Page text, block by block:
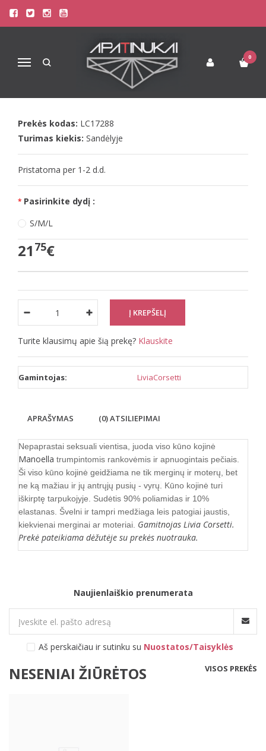
Navigacija
0
Pagrindinis
Apatinis Trikotažas Moterims
Seksualūs Moteriški Apatiniai
LIVCO SEKSUALI JUODA VISO KŪNO
KOJINĖ MANOELLA
Prekės kodas: LC17288
Turimas kiekis: Sandėlyje
Pristatoma per 1-2 d.d.
Pasirinkite dydį :
S/M/L
21 75€
Turite klausimų apie šią prekę? Klauskite
Gamintojas: LiviaCorsetti
APRAŠYMAS (0) ATSILIEPIMAI
Nepaprastai seksuali vientisa, juoda viso kūno kojinė
Manoella trumpintomis rankovėmis ir apnuogintais pečiais.
Ši viso kūno kojinė geidžiama ne tik merginų ir moterų, bet
ne ką mažiau ir jų antrųjų pusių - vyrų.
Kūno kojinė turi
iškirptę tarpukojyje. Sudėtis 90% poliamidas ir 10%
elastanas. Švelni ir tampri medžiaga leis patogiai jaustis,
kiekvienai merginai ar moteriai. Gamitnojas Livia Corsetti.
Prekė pateikiama dėžutėje su prekės nuotrauka.
Naujienlaiškio prenumerata
Aš perskaičiau ir sutinku su Nuostatos/Taisyklės
NESENIAI ŽIŪRĖTOS VISOS PREKĖS